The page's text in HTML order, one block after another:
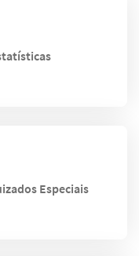
Especiais